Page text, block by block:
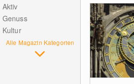
Aktiv
Genuss
Kultur
Alle Magazin Kategorien